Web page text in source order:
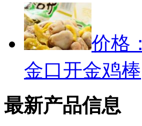
价格：
金口开金鸡棒
最新产品信息